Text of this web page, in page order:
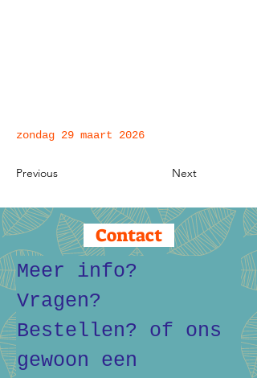
zondag 29 maart 2026
Previous Next
Contact
Meer info?
Vragen?
Bestellen? of ons
gewoon een